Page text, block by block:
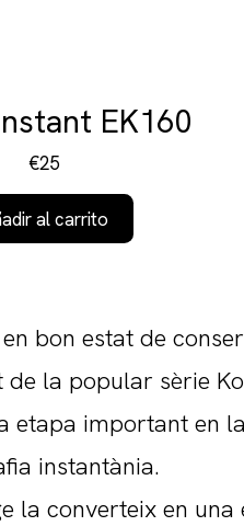
EK160
€25
al carrito
bon estat de
la popular sèrie
etapa important en
instantània.
la converteix en una